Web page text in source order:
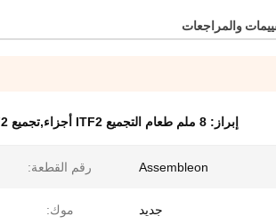
والمراجعات
إبراز: 8 ملم طعام التجميع ITF2 أجزاء,تجميع ITF2 أجزاء التغذية
Assembleon رقم القطعة:
جديد موك: